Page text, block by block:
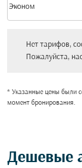
Класс option Эконом
Эконом
keyboard_arrow_down
Нет тарифов,
Пожалуйста,
* Указанные цены были
момент бронирования.
Дешевые